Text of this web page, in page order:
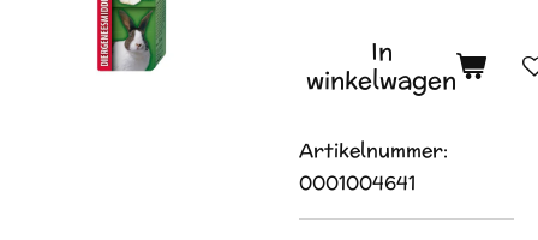
In
winkelwagen
Artikelnummer:
0001004641